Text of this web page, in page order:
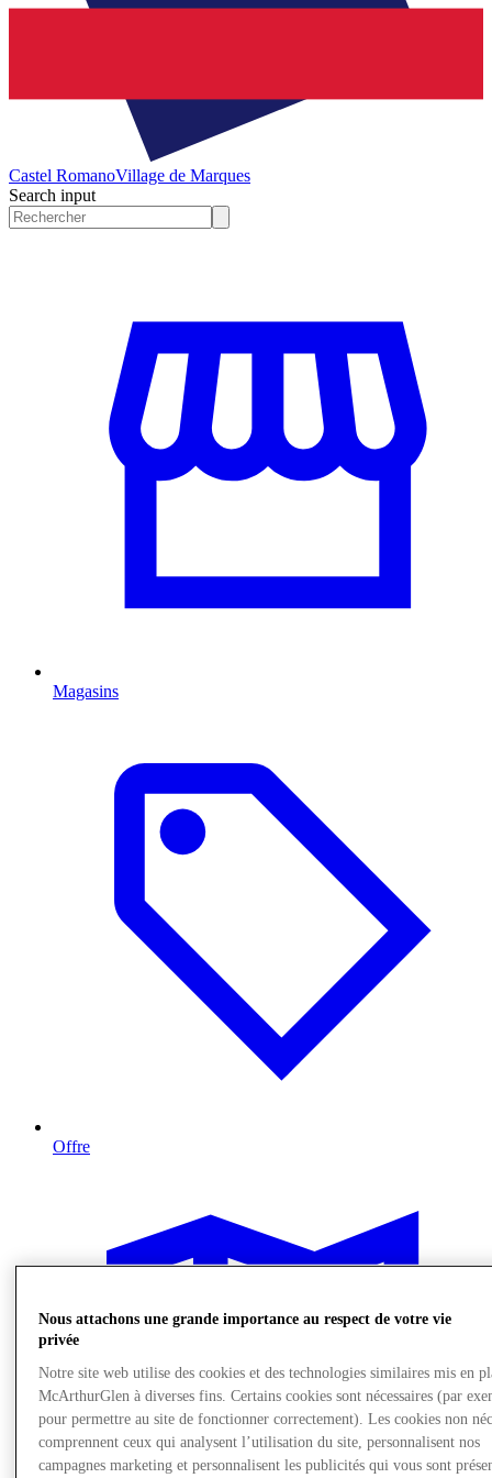
Castel RomanoVillage de Marques
Search input
Magasins
Offre
Nous attachons une grande importance au respect de votre vie
privée
Notre site web utilise des cookies et des technologies similaires mis en
McArthurGlen à diverses fins. Certains cookies sont nécessaires (par
pour permettre au site de fonctionner correctement). Les cookies non
comprennent ceux qui analysent l’utilisation du site, personnalisent nos
campagnes marketing et personnalisent les publicités qui vous sont